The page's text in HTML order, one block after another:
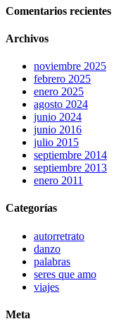
Comentarios recientes
Archivos
noviembre 2025
febrero 2025
enero 2025
agosto 2024
junio 2024
junio 2016
julio 2015
septiembre 2014
septiembre 2013
enero 2011
Categorías
autorretrato
danzo
palabras
seres que amo
viajes
Meta